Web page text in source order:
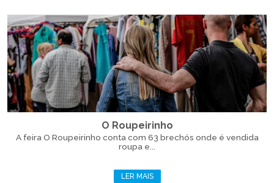
O Roupeirinho
A feira O Roupeirinho conta com 63 brechós onde é vendida
roupa e...
LER MAIS